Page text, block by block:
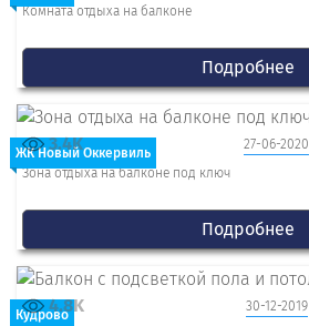
Комната отдыха на балконе
Подробнее
ЖК Новый Оккервиль
27-06-2020
3.4K
Зона отдыха на балконе под ключ
Подробнее
Кудрово
30-12-2019
4.8K